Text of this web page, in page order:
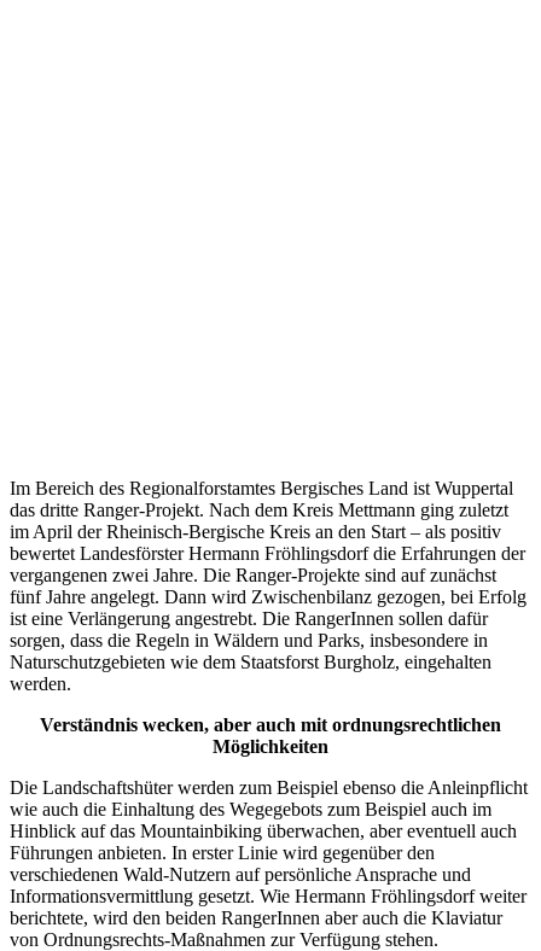
Im Bereich des Regionalforstamtes Bergisches Land ist Wuppertal
das dritte Ranger-Projekt. Nach dem Kreis Mettmann ging zuletzt
im April der Rheinisch-Bergische Kreis an den Start – als positiv
bewertet Landesförster Hermann Fröhlingsdorf die Erfahrungen der
vergangenen zwei Jahre. Die Ranger-Projekte sind auf zunächst
fünf Jahre angelegt. Dann wird Zwischenbilanz gezogen, bei Erfolg
ist eine Verlängerung angestrebt. Die RangerInnen sollen dafür
sorgen, dass die Regeln in Wäldern und Parks, insbesondere in
Naturschutzgebieten wie dem Staatsforst Burgholz, eingehalten
werden.
Verständnis wecken, aber auch mit ordnungsrechtlichen
Möglichkeiten
Die Landschaftshüter werden zum Beispiel ebenso die Anleinpflicht
wie auch die Einhaltung des Wegegebots zum Beispiel auch im
Hinblick auf das Mountainbiking überwachen, aber eventuell auch
Führungen anbieten. In erster Linie wird gegenüber den
verschiedenen Wald-Nutzern auf persönliche Ansprache und
Informationsvermittlung gesetzt. Wie Hermann Fröhlingsdorf weiter
berichtete, wird den beiden RangerInnen aber auch die Klaviatur
von Ordnungsrechts-Maßnahmen zur Verfügung stehen.